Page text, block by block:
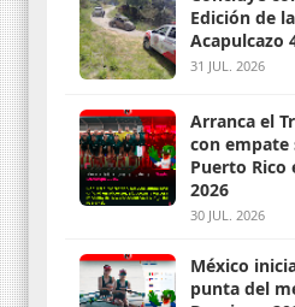
Edición de
Acapulcazo
31 JUL. 2026
Arranca el
con empate
Puerto Rico
2026
30 JUL. 2026
México
punta del